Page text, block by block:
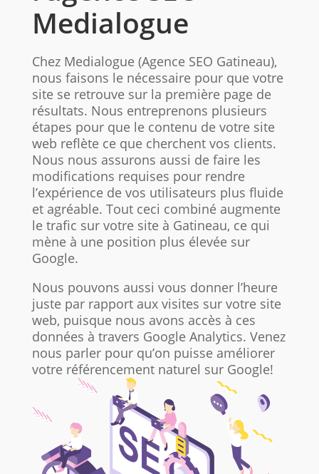
Medialogue
Chez Medialogue (Agence SEO Gatineau),
nous faisons le nécessaire pour que votre
site se retrouve sur la première page de
résultats. Nous entreprenons plusieurs
étapes pour que le contenu de votre site
web reflète ce que cherchent vos clients.
Nous nous assurons aussi de faire les
modifications requises pour rendre
l’expérience de vos utilisateurs plus fluide
et agréable. Tout ceci combiné augmente
le trafic sur votre site à Gatineau, ce qui
mène à une position plus élevée sur
Google.
Nous pouvons aussi vous donner l’heure
juste par rapport aux visites sur votre site
web, puisque nous avons accès à ces
données à travers Google Analytics. Venez
nous parler pour qu’on puisse améliorer
votre référencement naturel sur Google!